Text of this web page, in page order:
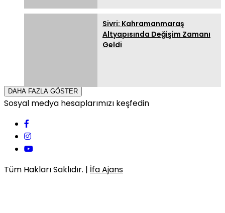
Sivri: Kahramanmaraş
Altyapısında Değişim Zamanı
Geldi
DAHA FAZLA GÖSTER
Sosyal medya hesaplarımızı keşfedin
Tüm Hakları Saklıdır. | İfa Ajans